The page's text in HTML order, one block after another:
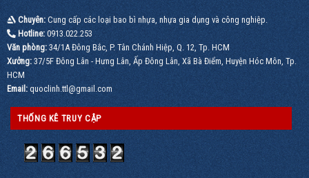
Chuyên: Cung cấp các loại bao bì nhựa, nhựa gia dụng và công nghiệp.
Hotline: 0913.022.253
Văn phòng: 34/1A Đông Bắc, P. Tân Chánh Hiệp, Q. 12, Tp. HCM
Xưởng: 37/5F Đông Lân - Hưng Lân, Ấp Đông Lân, Xã Bà Điểm, Huyện Hóc Môn, Tp.
HCM
Email:quoclinh.ttl@gmail.com
THỐNG KÊ TRUY CẬP